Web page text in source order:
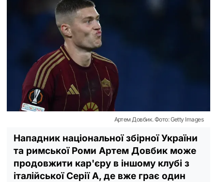
Артем Довбик. Фото: Getty Images
Нападник національної збірної України
та римської Роми Артем Довбик може
продовжити кар'єру в іншому клубі з
італійської Серії А, де вже грає один